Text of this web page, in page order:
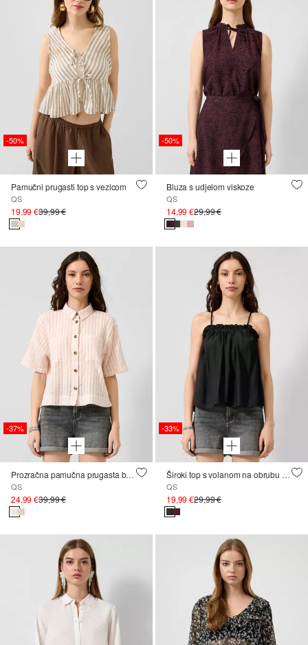
-50%
Pamučni prugasti top s vezicom
QS
19,99 €39,99 €
-50%
Bluza s udjelom viskoze
QS
14,99 €29,99 €
-37%
Prozračna pamučna prugasta bluza
QS
24,99 €39,99 €
-33%
Široki top s volanom na obrubu s udjelom viskoze
QS
19,99 €29,99 €